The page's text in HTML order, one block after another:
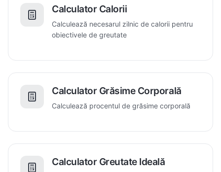
Calculator Calorii
Calculează necesarul zilnic de calorii pentru
obiectivele de greutate
Calculator Grăsime Corporală
Calculează procentul de grăsime corporală
Calculator Greutate Ideală